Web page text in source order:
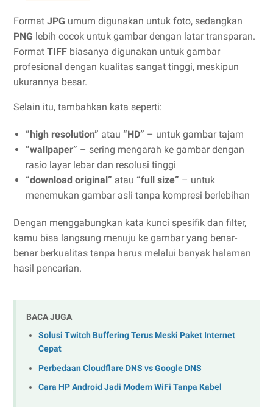
Format JPG umum digunakan untuk foto, sedangkan
PNG lebih cocok untuk gambar dengan latar transparan.
Format TIFF biasanya digunakan untuk gambar
profesional dengan kualitas sangat tinggi, meskipun
ukurannya besar.
Selain itu, tambahkan kata seperti:
“high resolution” atau “HD” – untuk gambar tajam
“wallpaper” – sering mengarah ke gambar dengan
rasio layar lebar dan resolusi tinggi
“download original” atau “full size” – untuk
menemukan gambar asli tanpa kompresi berlebihan
Dengan menggabungkan kata kunci spesifik dan filter,
kamu bisa langsung menuju ke gambar yang benar-
benar berkualitas tanpa harus melalui banyak halaman
hasil pencarian.
BACA JUGA
Solusi Twitch Buffering Terus Meski Paket Internet
Cepat
Perbedaan Cloudflare DNS vs Google DNS
Cara HP Android Jadi Modem WiFi Tanpa Kabel